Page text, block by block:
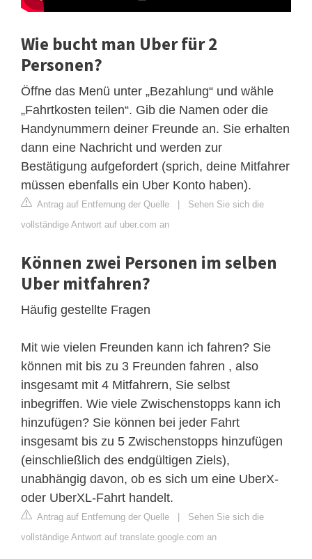
Wie bucht man Uber für 2
Personen?
Öffne das Menü unter „Bezahlung“ und wähle
„Fahrtkosten teilen“. Gib die Namen oder die
Handynummern deiner Freunde an. Sie erhalten
dann eine Nachricht und werden zur
Bestätigung aufgefordert (sprich, deine Mitfahrer
müssen ebenfalls ein Uber Konto haben).
Antrag auf Entfernung der Quelle | Sehen Sie sich die
vollständige Antwort auf uber.com an
Können zwei Personen im selben
Uber mitfahren?
Häufig gestellte Fragen
Mit wie vielen Freunden kann ich fahren? Sie
können mit bis zu 3 Freunden fahren , also
insgesamt mit 4 Mitfahrern, Sie selbst
inbegriffen. Wie viele Zwischenstopps kann ich
hinzufügen? Sie können bei jeder Fahrt
insgesamt bis zu 5 Zwischenstopps hinzufügen
(einschließlich des endgültigen Ziels),
unabhängig davon, ob es sich um eine UberX-
oder UberXL-Fahrt handelt.
Antrag auf Entfernung der Quelle | Sehen Sie sich die
vollständige Antwort auf translate.google.com an